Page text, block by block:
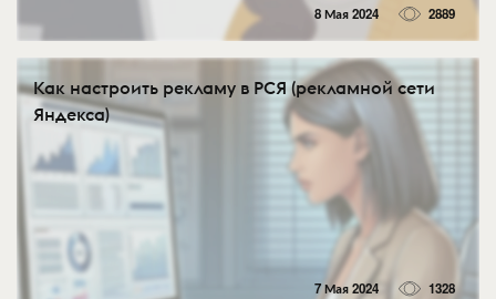
8 Мая 2024 2889
Как настроить рекламу в РСЯ (рекламной сети
Яндекса)
7 Мая 2024 1328